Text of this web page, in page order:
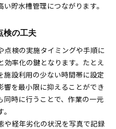
貯水槽管理につながります。
検の工夫
点検の実施タイミングや手順に
効率化の鍵となります。たとえ
施設利用の少ない時間帯に設定
響を最小限に抑えることができ
同時に行うことで、作業の一元
や経年劣化の状況を写真で記録